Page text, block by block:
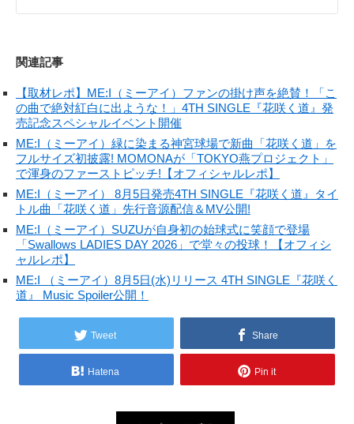
関連記事
【取材レポ】ME:I（ミーアイ）ファンの掛け声を絶賛！「こ
の曲で絶対紅白に出ような！」4TH SINGLE『花咲く道』発
売記念スペシャルイベント開催
ME:I（ミーアイ）緑に染まる神宮球場で新曲「花咲く道」を
フルサイズ初披露! MOMONAが「TOKYO燕プロジェクト」
で渾身のファーストピッチ!【オフィシャルレポ】
ME:I（ミーアイ） 8月5日発売4TH SINGLE『花咲く道』タイ
トル曲「花咲く道」先行音源配信＆MV公開!
ME:I（ミーアイ）SUZUが自身初の始球式に笑顔で登場
「Swallows LADIES DAY 2026」で堂々の投球！【オフィシ
ャルレポ】
ME:I （ミーアイ）8月5日(水)リリース 4TH SINGLE『花咲く
道』 Music Spoiler公開！
Tweet Share
Hatena Pin it